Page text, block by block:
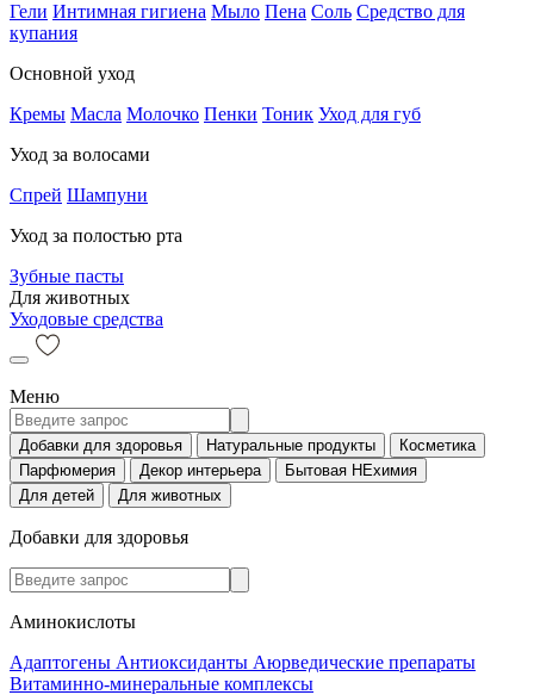
Гели Интимная гигиена Мыло Пена Соль Средство для
купания
Основной уход
Кремы Масла Молочко Пенки Тоник Уход для губ
Уход за волосами
Спрей Шампуни
Уход за полостью рта
Зубные пасты
Для животных
Уходовые средства
Меню
Добавки для здоровья Натуральные продукты
Косметика
Парфюмерия
Декор интерьера
Бытовая НЕхимия
Для детей
Для животных
Добавки для здоровья
Аминокислоты
Адаптогены Антиоксиданты Аюрведические препараты
Витаминно-минеральные комплексы